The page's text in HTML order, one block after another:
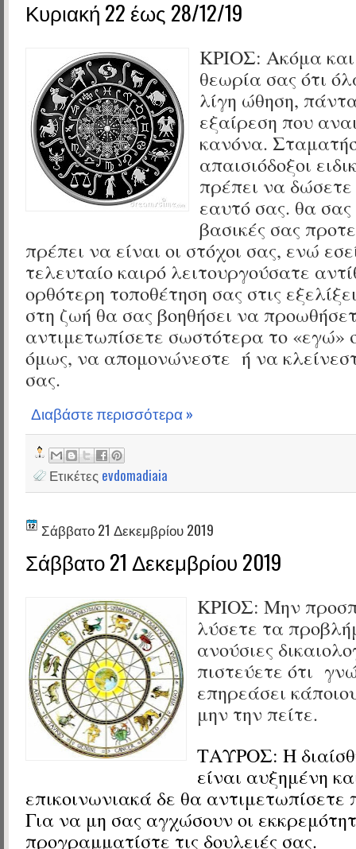
Κυριακή 22 έως 28/12/19
ΚΡΙΟΣ: Ακόμα
θεωρία σας ότι
λίγη ώθηση,
εξαίρεση που
κανόνα.
απαισιόδοξοι
πρέπει να
εαυτό σας. θα σας
βασικές σας
πρέπει να είναι οι στόχοι σας, ενώ
τελευταίο καιρό λειτουργούσατε
ορθότερη τοποθέτηση σας στις
στη ζωή θα σας βοηθήσει να
αντιμετωπίσετε σωστότερα το «εγώ»
όμως, να απομονώνεστε ή να
σας.
Διαβάστε περισσότερα »
Ετικέτες evdomadiaia
Σάββατο 21 Δεκεμβρίου 2019
Σάββατο 21 Δεκεμβρίου 2019
ΚΡΙΟΣ: Μην
λύσετε τα
ανούσιες
πιστεύετε ότι
επηρεάσει
μην την πείτε.
ΤΑΥΡΟΣ: Η
είναι αυξημένη
επικοινωνιακά δε θα
Για να μη σας αγχώσουν οι
προγραμματίστε τις δουλειές σας.